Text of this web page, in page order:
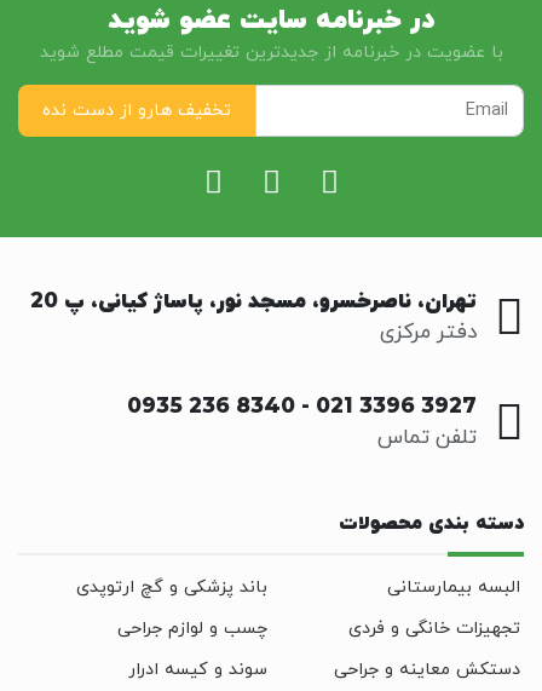
در خبرنامه سایت عضو شوید
با عضویت در خبرنامه از جدیدترین تغییرات قیمت مطلع شوید
تهران، ناصرخسرو، مسجد نور، پاساژ کیانی، پ 20
دفتر مرکزی
021 3396 3927
-
0935 236 8340
تلفن تماس
دسته بندی محصولات
البسه بیمارستانی
باند پزشکی و گچ ارتوپدی
تجهیزات خانگی و فردی
چسب و لوازم جراحی
دستکش معاینه و جراحی
سوند و کیسه ادرار